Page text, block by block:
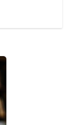
the way
actually
scripts,
teams
target,
and
for teams
A
script